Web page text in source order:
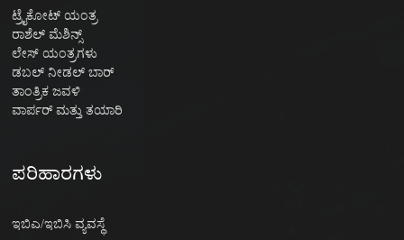
ಟ್ರೈಕೋಟ್ ಯಂತ್ರ
ರಾಶೆಲ್ ಮೆಶಿನ್ಸ್
ಲೇಸ್ ಯಂತ್ರಗಳು
ಡಬಲ್ ನೀಡಲ್ ಬಾರ್
ತಾಂತ್ರಿಕ ಜವಳಿ
ವಾರ್ಪರ್ ಮತ್ತು ತಯಾರಿ
ಪರಿಹಾರಗಳು
ಇಬಿಎ/ಇಬಿಸಿ ವ್ಯವಸ್ಥೆ